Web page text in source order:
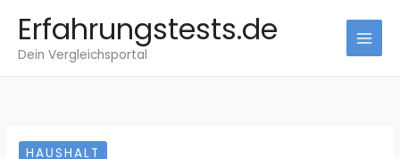
Inhalt
springen
Erfahrungstests.de
Dein Vergleichsportal
HAUSHALT